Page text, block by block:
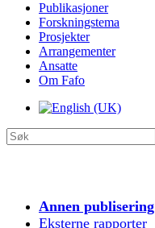
Publikasjoner
Forskningstema
Prosjekter
Arrangementer
Ansatte
Om Fafo
Annen publisering
Eksterne rapporter